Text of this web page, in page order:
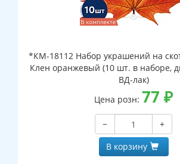
*КМ-18112 Набор украшений на
Клен оранжевый (10 шт. в наборе,
ВД-лак)
Цена розн: 77 ₽
−
+
В корзину